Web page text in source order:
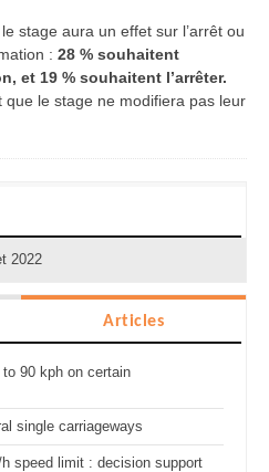
stage aura un effet sur l’arrêt ou
: 28 % souhaitent
et 19 % souhaitent l’arrêter.
que le stage ne modifiera pas leur
2022
Articles
90 kph on certain
single carriageways
speed limit : decision support